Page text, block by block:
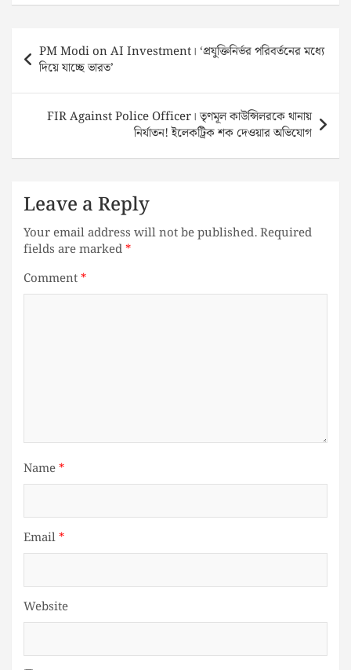
navigation
PM Modi on AI Investment। ‘প্রযুক্তিনির্ভর পরিবর্তনের মধ্যে
দিয়ে যাচ্ছে ভারত’
FIR Against Police Officer। তৃণমূল কাউন্সিলরকে থানায়
নির্যাতন! ইলেকট্রিক শক দেওয়ার অভিযোগ
Leave a Reply
Your email address will not be published.Required
fields are marked*
Comment*
Name*
Email*
Website